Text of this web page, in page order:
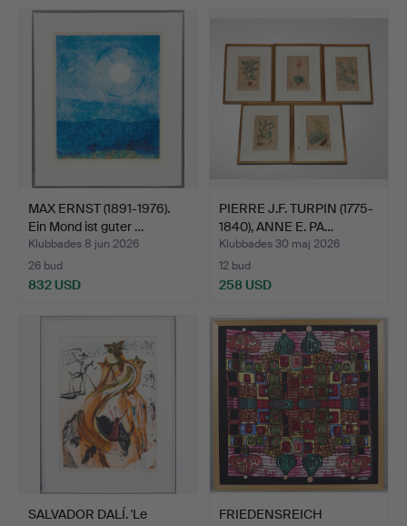
MAX ERNST (1891-1976).
Ein Mond ist guter …
Klubbades 8 jun 2026
26 bud
832 USD
PIERRE J.F. TURPIN (1775-
1840), ANNE E. PA…
Klubbades 30 maj 2026
12 bud
258 USD
SALVADOR DALÍ. 'Le
FRIEDENSREICH